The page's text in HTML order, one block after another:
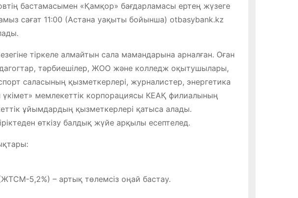
бастамасымен «Қамқор» бағдарламасы ертең жүзеге
сағат 11:00 (Астана уақыты бойынша) otbasybank.kz
тіркеле алмайтын сала мамандарына арналған. Оған
тәрбиешілер, ЖОО және колледж оқытушылары,
саласының қызметкерлері, журналистер, энергетика
мемлекеттік корпорациясы КЕАҚ филиалының
ұйымдардың қызметкерлері қатыса алады.
өткізу балдық жүйе арқылы есептелед.
5,2%) – артық төлемсіз оңай бастау.